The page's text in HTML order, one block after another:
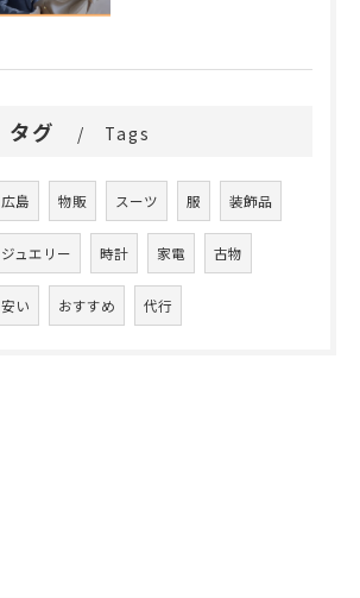
タグ Tags
広島 物販 スーツ 服 装飾品
ジュエリー 時計 家電 古物
安い おすすめ 代行